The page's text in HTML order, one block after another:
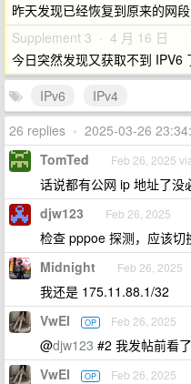
昨天发现已经恢复到原来的网
Supplement 3 · 4 月 16 日
今日突然发现又获取不到 IPV6
IPv6
IPv4
26 replies • 2025-03-26
TomTed Feb 26, 2025
话说都有公网 ip 地址了没
djw123 Feb 26, 2025
检查 pppoe 探测，应该切
Midnight Feb 26, 2025
我还是 175.11.88.1/32
VwEI OP Feb 26, 2025
@djw123 #2 我发帖前看
VwEI OP Feb 26, 2025